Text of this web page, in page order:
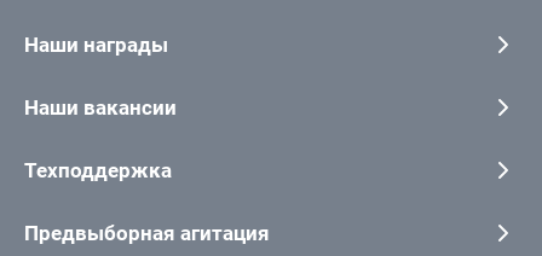
Наши награды
Наши вакансии
Техподдержка
Предвыборная агитация